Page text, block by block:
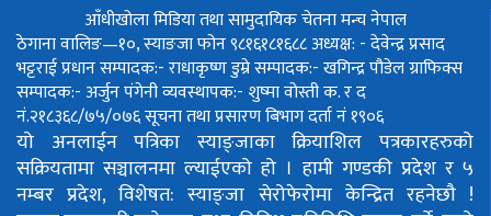
आँधीखोला मिडिया तथा सामुदायिक चेतना मन्च नेपाल
ठेगाना वालिङ—१०, स्याङजा फोन ९८१६१८१६८८अध्यक्ष: - देवेन्द्र प्रसाद
भट्टराईप्रधान सम्पादक:- राधाकृष्ण डुम्रेसम्पादक:- खगिन्द्र पौडेलग्राफिक्स
सम्पादक:- अर्जुन पंगेनीव्यवस्थापक:- शुष्मा वोस्तीक. र द
नं.२१८३६८/७५/०७६सूचना तथा प्रसारण बिभाग दर्ता नं १९०६
यो अनलाईन पत्रिका स्याङ्जाका क्रियाशिल पत्रकारहरुको
सक्रियतामा सञ्चालनमा ल्याईएको हो । हामी गण्डकी प्रदेश र ५
नम्बर प्रदेश, विशेषत: स्याङ्जा सेरोफेरोमा केन्द्रित रहनेछौ !